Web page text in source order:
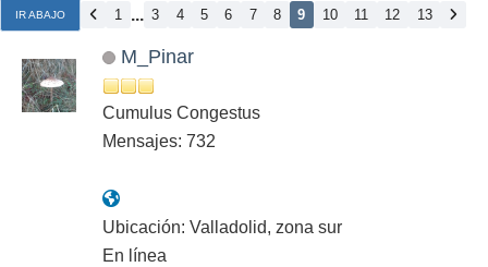
IR ABAJO 1 ... 3 4 5 6 7 8 9 10 11 12 13
M_Pinar
Cumulus Congestus
Mensajes: 732
Ubicación: Valladolid, zona sur
En línea